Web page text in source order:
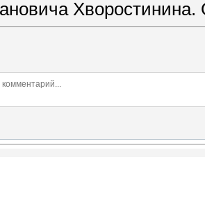
Хворостинина.